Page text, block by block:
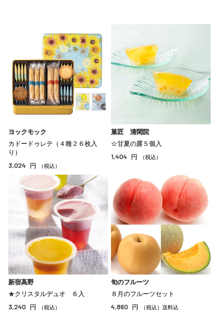
ヨックモック
カドードゥレテ（４種２６枚入
り）
3,024 円 （税込）
菓匠 清閑院
☆甘夏の露５個入
1,404 円 （税込）
新宿高野
★クリスタルデュオ ６入
3,240 円 （税込）
旬のフルーツ
８月のフルーツセット
4,860 円 （税込）送料込